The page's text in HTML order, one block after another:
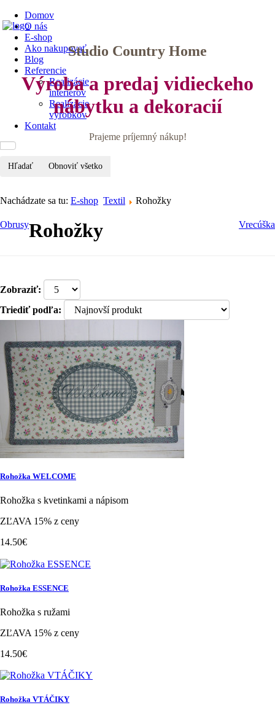
Studio Country Home
Výroba a predaj vidieckeho
nábytku a dekoracií
Prajeme príjemný nákup!
Domov
O nás
E-shop
Ako nakupovať
Blog
Referencie
Realizácie
interiérov
Realizácie
výrobkov
Kontakt
Hľadať Obnoviť všetko
Nachádzate sa tu: E-shop Textil Rohožky
Obrusy Vrecúška
Rohožky
Zobraziť:
Triediť podľa:
Rohožka WELCOME
Rohožka s kvetinkami a nápisom
ZĽAVA 15% z ceny
14.50€
Rohožka ESSENCE
Rohožka s ružami
ZĽAVA 15% z ceny
14.50€
Rohožka VTÁČIKY